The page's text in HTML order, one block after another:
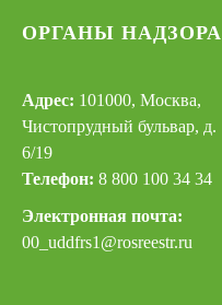
ОРГАНЫ НАДЗОРА
Адрес: 101000, Москва,
Чистопрудный бульвар, д.
6/19
Телефон: 8 800 100 34 34
Электронная почта:
00_uddfrs1@rosreestr.ru